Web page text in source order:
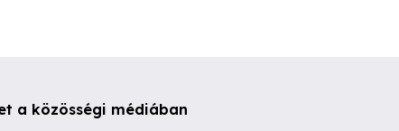
a közösségi médiában